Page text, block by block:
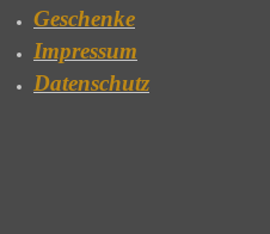
Geschenke
Impressum
Datenschutz